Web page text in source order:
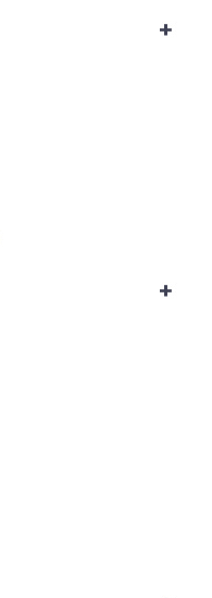
+
+